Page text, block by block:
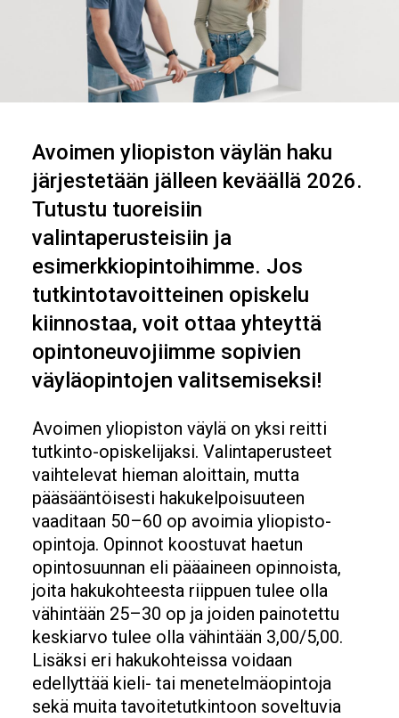
Avoimen yliopiston väylän haku
järjestetään jälleen keväällä 2026.
Tutustu tuoreisiin
valintaperusteisiin ja
esimerkkiopintoihimme. Jos
tutkintotavoitteinen opiskelu
kiinnostaa, voit ottaa yhteyttä
opintoneuvojiimme sopivien
väyläopintojen valitsemiseksi!
Avoimen yliopiston väylä on yksi reitti
tutkinto-opiskelijaksi. Valintaperusteet
vaihtelevat hieman aloittain, mutta
pääsääntöisesti hakukelpoisuuteen
vaaditaan 50–60 op avoimia yliopisto-
opintoja. Opinnot koostuvat haetun
opintosuunnan eli pääaineen opinnoista,
joita hakukohteesta riippuen tulee olla
vähintään 25–30 op ja joiden painotettu
keskiarvo tulee olla vähintään 3,00/5,00.
Lisäksi eri hakukohteissa voidaan
edellyttää kieli- tai menetelmäopintoja
sekä muita tavoitetutkintoon soveltuvia